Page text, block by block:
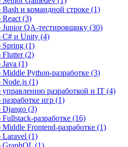
и командной строке (1)
(3)
QA-тестировщику (30)
C# и Unity (4)
(1)
(2)
(1)
Python-разработке (3)
(1)
разработкой и IT (4)
игр (1)
(3)
(16)
Frontend-разработке (1)
(1)